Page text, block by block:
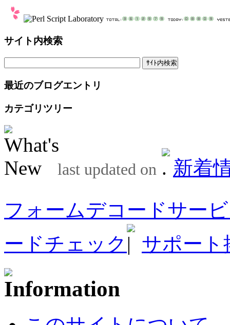
サイト内検索
最近のブログエントリ
カテゴリツリー
last updated on
新着
フォームデコードサー
ードチェック
サポート